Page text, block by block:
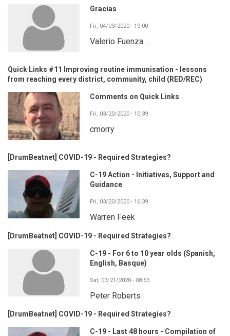
Gracias
Fri, 04/03/2020 - 19:00
Valerio Fuenza…
Quick Links #11 Improving routine immunisation - lessons
from reaching every district, community, child (RED/REC)
Comments on Quick Links
Fri, 03/20/2020 - 10:39
cmorry
[DrumBeatnet] COVID-19 - Required Strategies?
C-19 Action - Initiatives, Support and
Guidance
Fri, 03/20/2020 - 16:39
Warren Feek
[DrumBeatnet] COVID-19 - Required Strategies?
C-19 - For 6 to 10 year olds (Spanish,
English, Basque)
Sat, 03/21/2020 - 08:53
Peter Roberts
[DrumBeatnet] COVID-19 - Required Strategies?
C-19 - Last 48 hours - Compilation of